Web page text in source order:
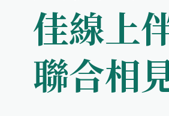
佳線上
聯合相